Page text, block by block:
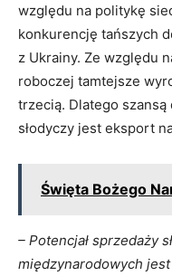
względu na politykę
konkurencję tańszych
z Ukrainy. Ze względu
roboczej tamtejsze
trzecią. Dlatego
słodyczy jest eksport
Święta Bożego
– Potencjał sprzedaży
międzynarodowych